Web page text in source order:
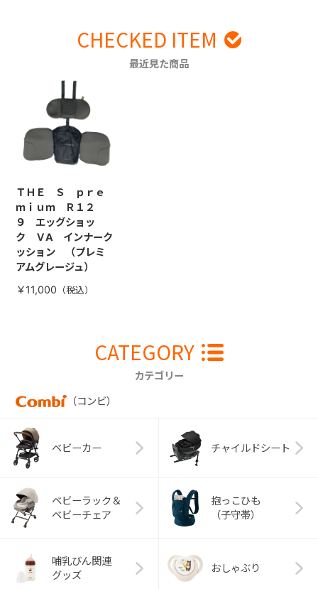
CHECKED ITEM
最近見た商品
ＴＨＥ Ｓ ｐｒｅ
ｍｉｕｍ Ｒ１２
９ エッグショッ
ク ＶA インナーク
ッション （プレミ
アムグレージュ）
￥11,000
CATEGORY
カテゴリー
（コンビ）
ベビーカー チャイルドシート
ベビーラック＆
ベビーチェア
抱っこひも
（子守帯）
哺乳びん関連
グッズ
おしゃぶり